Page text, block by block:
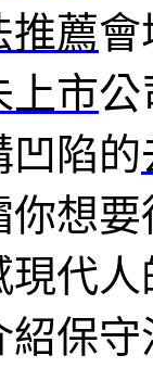
推薦會
上市公
凹陷的
想
代
保